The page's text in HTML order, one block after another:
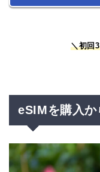
＼初回
eSIMを購入